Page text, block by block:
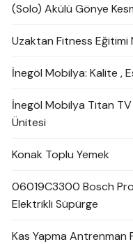
(Solo) Akülü Gönye
Uzaktan Fitness Eğitimi
İnegöl Mobilya: Kalite ,
İnegöl Mobilya Titan TV
Ünitesi
Konak Toplu Yemek
06019C3300 Bosch
Elektrikli Süpürge
Kas Yapma Antrenman